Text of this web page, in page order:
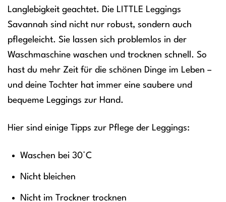
Langlebigkeit geachtet. Die LITTLE Leggings
Savannah sind nicht nur robust, sondern auch
pflegeleicht. Sie lassen sich problemlos in der
Waschmaschine waschen und trocknen schnell. So
hast du mehr Zeit für die schönen Dinge im Leben –
und deine Tochter hat immer eine saubere und
bequeme Leggings zur Hand.
Hier sind einige Tipps zur Pflege der Leggings:
Waschen bei 30°C
Nicht bleichen
Nicht im Trockner trocknen